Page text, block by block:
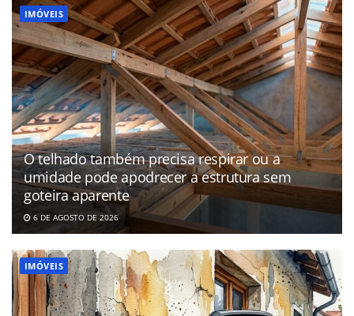
IMÓVEIS
O telhado também precisa respirar ou a
umidade pode apodrecer a estrutura sem
goteira aparente
6 DE AGOSTO DE 2026
IMÓVEIS